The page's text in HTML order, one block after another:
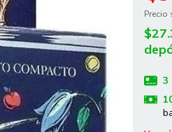
Precio
3